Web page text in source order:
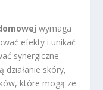
wymaga
efekty i unikać
synergiczne
działanie skóry,
które mogą ze